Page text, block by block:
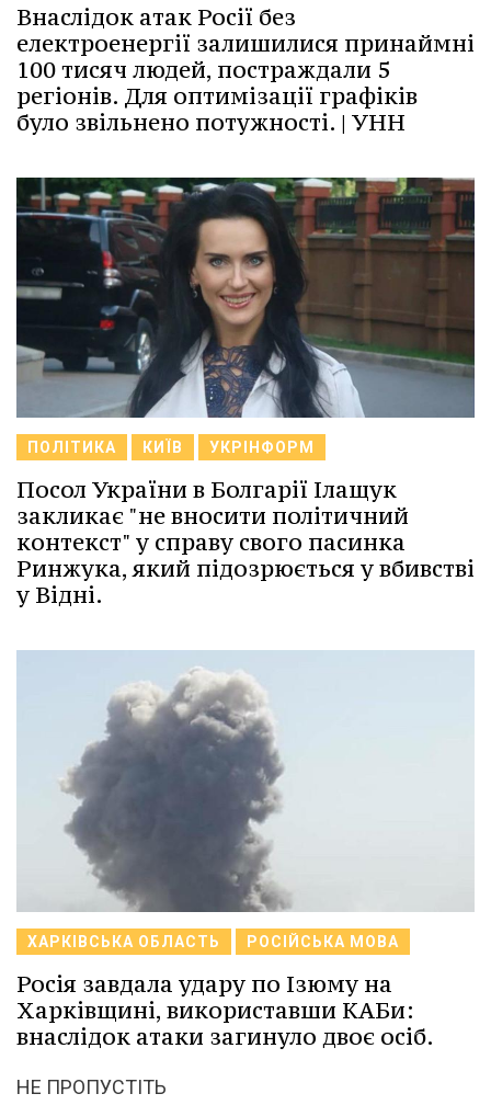
Внаслідок атак Росії без
електроенергії залишилися принаймні
100 тисяч людей, постраждали 5
регіонів. Для оптимізації графіків
було звільнено потужності. | УНН
ПОЛІТИКА КИЇВ УКРІНФОРМ
Посол України в Болгарії Ілащук
закликає "не вносити політичний
контекст" у справу свого пасинка
Ринжука, який підозрюється у вбивстві
у Відні.
ХАРКІВСЬКА ОБЛАСТЬ РОСІЙСЬКА МОВА
Росія завдала удару по Ізюму на
Харківщині, використавши КАБи:
внаслідок атаки загинуло двоє осіб.
НЕ ПРОПУСТІТЬ